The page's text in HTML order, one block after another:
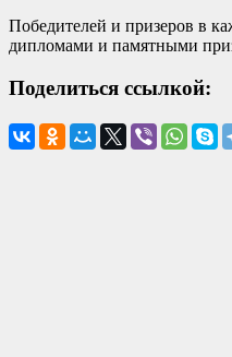
Победителей и призеров в
дипломами и памятными
Поделиться ссылкой: